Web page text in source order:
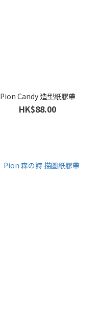
Pion Candy 造型紙膠帶
HK$88.00